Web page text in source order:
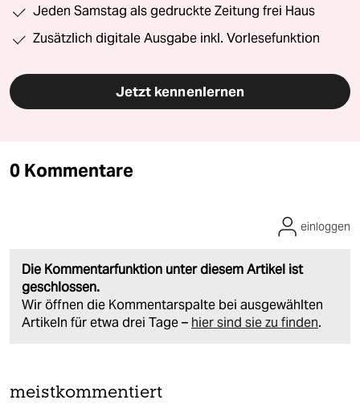
Jeden Samstag als gedruckte Zeitung frei Haus
Zusätzlich digitale Ausgabe inkl. Vorlesefunktion
Jetzt kennenlernen
0 Kommentare
Die Kommentarfunktion unter diesem Artikel ist
geschlossen.
Wir öffnen die Kommentarspalte bei ausgewählten
Artikeln für etwa drei Tage – hier sind sie zu finden.
einloggen
meistkommentiert